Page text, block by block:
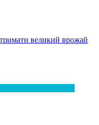
великий врожай